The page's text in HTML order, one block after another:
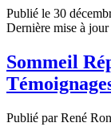
Sommeil
Publié par René
Analyse